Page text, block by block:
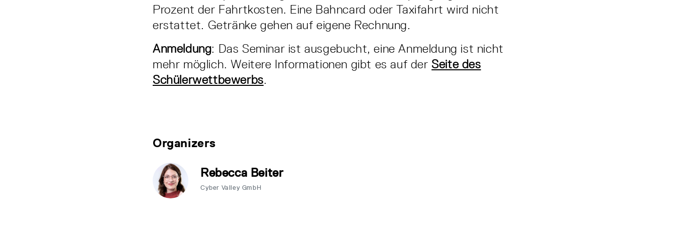
Prozent der Fahrtkosten. Eine Bahncard oder Taxifahrt wird nicht
erstattet. Getränke gehen auf eigene Rechnung.
Anmeldung: Das Seminar ist ausgebucht, eine Anmeldung ist nicht
mehr möglich. Weitere Informationen gibt es auf der Seite des
Schülerwettbewerbs.
Organizers
Rebecca Beiter
Cyber Valley GmbH